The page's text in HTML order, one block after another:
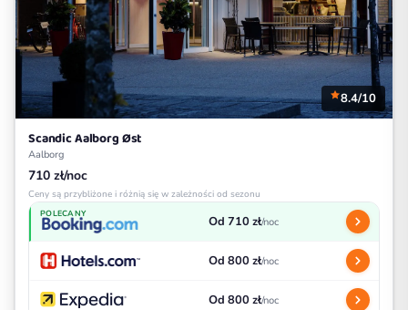
8.4/10
Scandic Aalborg Øst
Aalborg
710 zł/noc
Ceny są przybliżone i różnią się w zależności od sezonu
POLECANY Od 710 zł/noc
Od 800 zł/noc
Od 800 zł/noc